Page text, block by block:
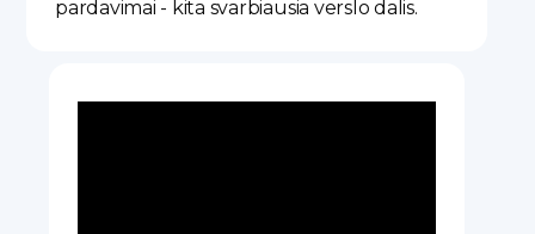
pardavimai - kita svarbiausia verslo dalis.​